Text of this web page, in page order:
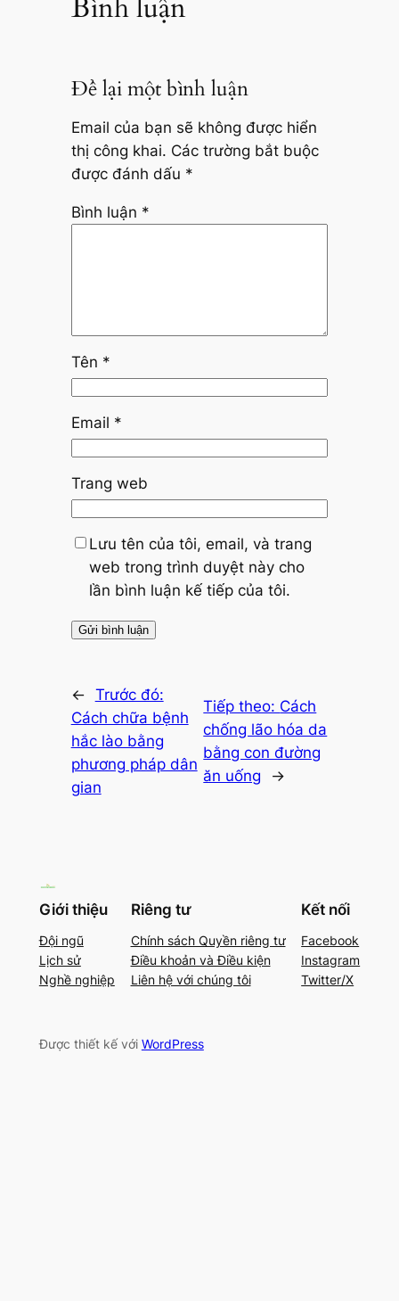
Bình luận
Để lại một bình luận
Email của bạn sẽ không được hiển
thị công khai. Các trường bắt buộc
được đánh dấu *
Bình luận *
Tên *
Email *
Trang web
Lưu tên của tôi, email, và trang
web trong trình duyệt này cho
lần bình luận kế tiếp của tôi.
← Trước đó:
Cách chữa bệnh
hắc lào bằng
phương pháp dân
gian
Tiếp theo: Cách
chống lão hóa da
bằng con đường
ăn uống
→
Giới thiệu
Đội ngũ
Lịch sử
Nghề nghiệp
Riêng tư
Chính sách Quyền riêng tư
Điều khoản và Điều kiện
Liên hệ với chúng tôi
Kết nối
Facebook
Instagram
Twitter/X
Được thiết kế với WordPress